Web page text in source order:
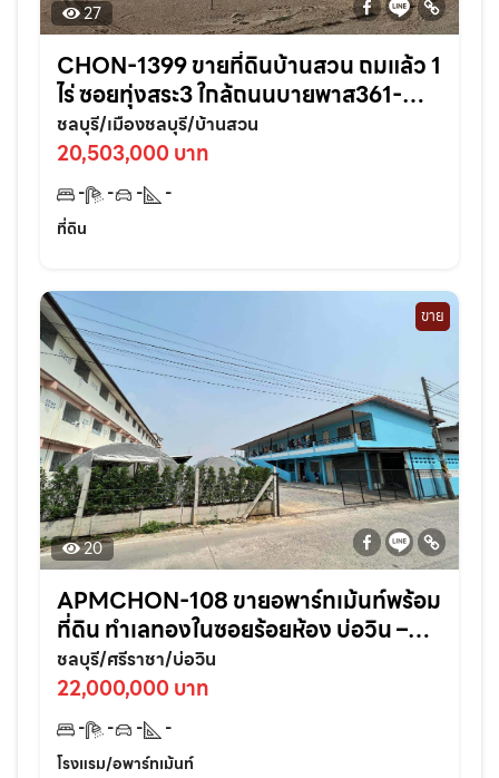
27
CHON-1399 ขายที่ดินบ้านสวน ถมแล้ว 1
ไร่ ซอยทุ่งสระ3 ใกล้ถนนบายพาส361-
950เมตร อ.เมืองชลบุรี
ชลบุรี/เมืองชลบุรี/บ้านสวน
20,503,000 บาท
- - -
-
ที่ดิน
ขาย
20
APMCHON-108 ขายอพาร์ทเม้นท์พร้อม
ที่ดิน ทำเลทองในซอยร้อยห้อง บ่อวิน –
ศรีราชา ติดแหล่งชุมชนเหมาะลงทุนต่อย
อดทันที!
ชลบุรี/ศรีราชา/บ่อวิน
22,000,000 บาท
- - -
-
โรงแรม/อพาร์ทเม้นท์